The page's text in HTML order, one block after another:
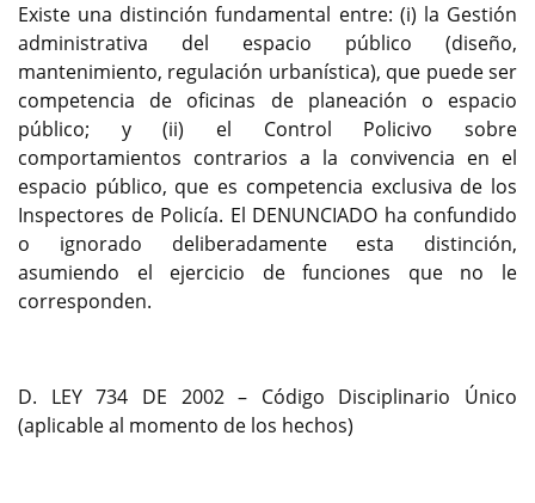
Existe una distinción fundamental entre: (i) la Gestión
administrativa del espacio público (diseño,
mantenimiento, regulación urbanística), que puede ser
competencia de oficinas de planeación o espacio
público; y (ii) el Control Policivo sobre
comportamientos contrarios a la convivencia en el
espacio público, que es competencia exclusiva de los
Inspectores de Policía. El DENUNCIADO ha confundido
o ignorado deliberadamente esta distinción,
asumiendo el ejercicio de funciones que no le
corresponden.
D. LEY 734 DE 2002 – Código Disciplinario Único
(aplicable al momento de los hechos)